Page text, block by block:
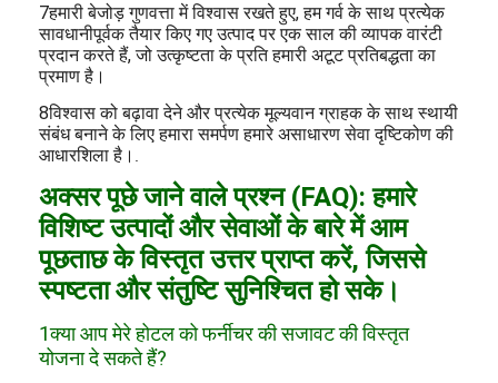
7हमारी बेजोड़ गुणवत्ता में विश्वास रखते हुए, हम गर्व के साथ प्रत्येक
सावधानीपूर्वक तैयार किए गए उत्पाद पर एक साल की व्यापक वारंटी
प्रदान करते हैं, जो उत्कृष्टता के प्रति हमारी अटूट प्रतिबद्धता का
प्रमाण है।
8विश्वास को बढ़ावा देने और प्रत्येक मूल्यवान ग्राहक के साथ स्थायी
संबंध बनाने के लिए हमारा समर्पण हमारे असाधारण सेवा दृष्टिकोण की
आधारशिला है।
अक्सर पूछे जाने वाले प्रश्न (FAQ): हमारे
विशिष्ट उत्पादों और सेवाओं के बारे में आम
पूछताछ के विस्तृत उत्तर प्राप्त करें, जिससे
स्पष्टता और संतुष्टि सुनिश्चित हो सके।
1क्या आप मेरे होटल को फर्नीचर की सजावट की विस्तृत
योजना दे सकते हैं?